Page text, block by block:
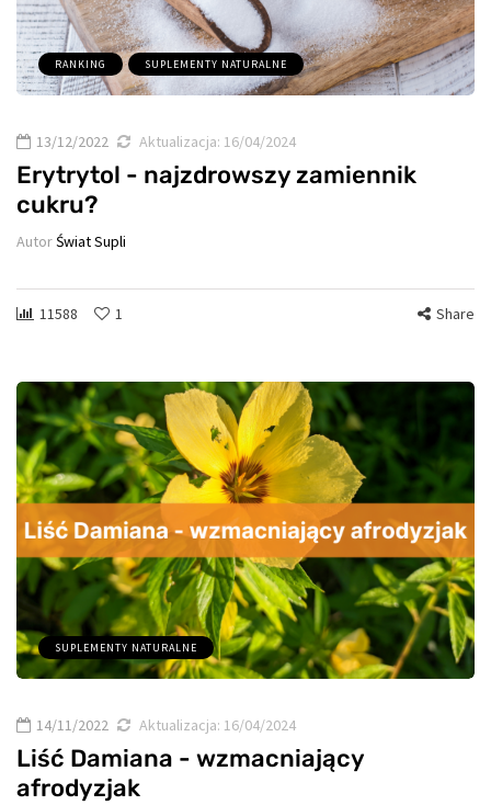
RANKING SUPLEMENTY NATURALNE
13/12/2022 Aktualizacja: 16/04/2024
Erytrytol - najzdrowszy zamiennik
cukru?
AutorŚwiat Supli
11588 1 Share
SUPLEMENTY NATURALNE
14/11/2022 Aktualizacja: 16/04/2024
Liść Damiana - wzmacniający
afrodyzjak